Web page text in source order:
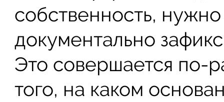
собственность,
документально
Это совершается по-
того, на каком